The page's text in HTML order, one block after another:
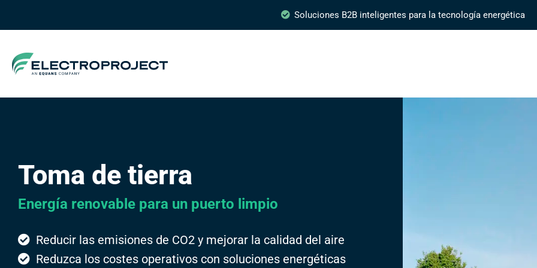
Soluciones B2B inteligentes para la tecnología energética
Toma de tierra
Energía renovable para un puerto limpio
Reducir las emisiones de CO2 y mejorar la calidad del aire
Reduzca los costes operativos con soluciones energéticas